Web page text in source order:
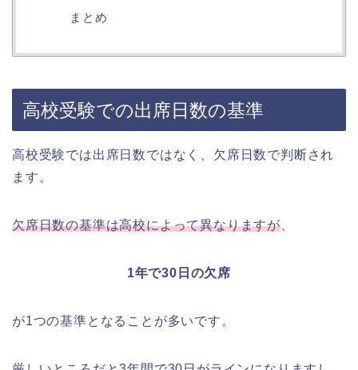
まとめ
高校受験での出席日数の基準
高校受験では出席日数ではなく、欠席日数で判断され
ます。
欠席日数の基準は高校によって異なりますが、
1年で30日の欠席
が1つの基準となることが多いです。